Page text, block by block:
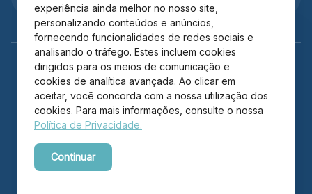
experiência ainda melhor no nosso site,
personalizando conteúdos e anúncios,
fornecendo funcionalidades de redes sociais e
analisando o tráfego. Estes incluem cookies
dirigidos para os meios de comunicação e
cookies de analítica avançada. Ao clicar em
aceitar, você concorda com a nossa utilização dos
cookies. Para mais informações, consulte o nossa
Política de Privacidade.
Continuar
Copyright © 2026 Itajaí Shopping – Todos os direitos